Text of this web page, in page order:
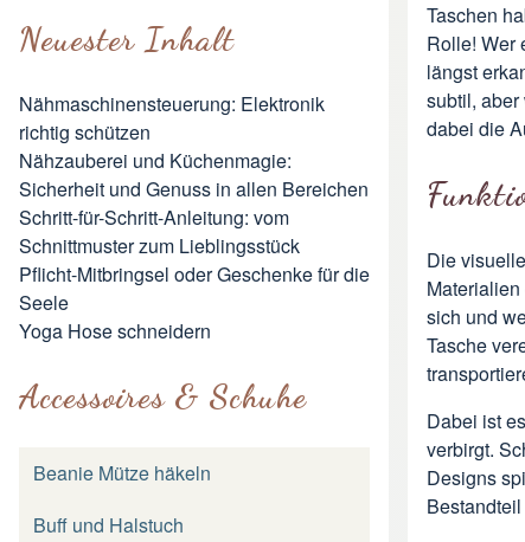
Neuester Inhalt
Nähmaschinensteuerung: Elektronik
richtig schützen
Nähzauberei und Küchenmagie:
Sicherheit und Genuss in allen Bereichen
Schritt-für-Schritt-Anleitung: vom
Schnittmuster zum Lieblingsstück
Pflicht-Mitbringsel oder Geschenke für die
Seele
Yoga Hose schneidern
Accessoires & Schuhe
Beanie Mütze häkeln
Buff und Halstuch
Taschen
Rolle! Wer
längst
subtil,
dabei die
Die
sich und
Tasche
Dabei ist
verbirgt.
Designs